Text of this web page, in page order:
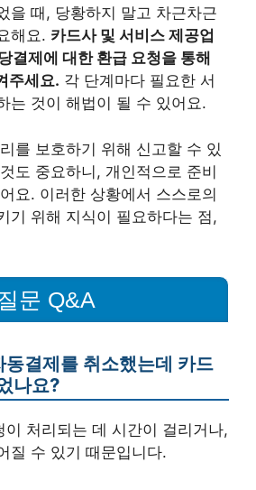
을 때, 당황하지 말고 차근차근
해요. 카드사 및 서비스 제공업
결제에 대한 환급 요청을 통해
주세요. 각 단계마다 필요한 서
는 것이 해법이 될 수 있어요.
를 보호하기 위해 신고할 수 있
도 중요하니, 개인적으로 준비
요. 이러한 상황에서 스스로의
기 위해 지식이 필요하다는 점,
문 Q&A
동결제를 취소했는데 카드
나요?
이 처리되는 데 시간이 걸리거나,
질 수 있기 때문입니다.